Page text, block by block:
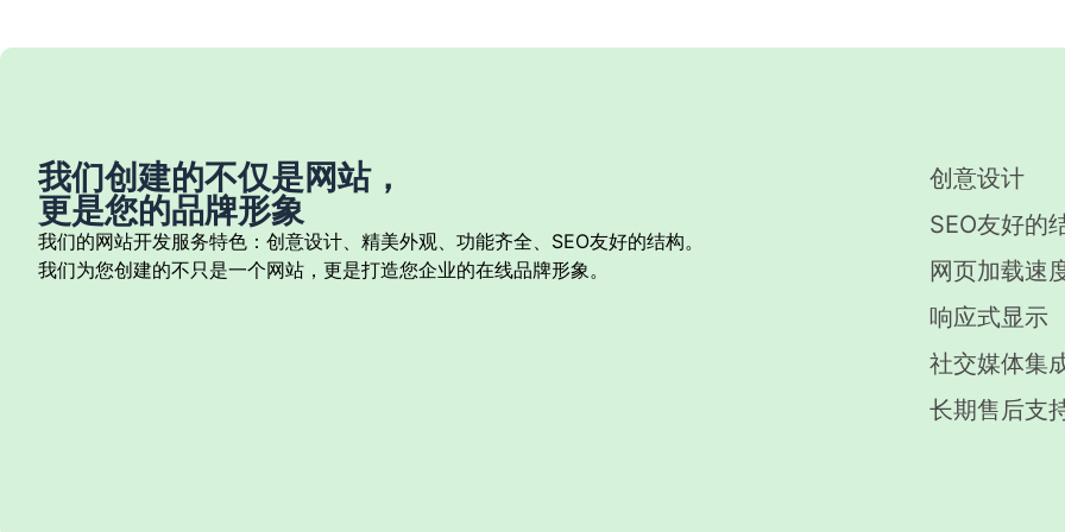
我们创建的不仅是网站，
更是您的品牌形象
我们的网站开发服务特色：创意设计、精美外观、功能齐全、SEO友好的结构。
我们为您创建的不只是一个网站，更是打造您企业的在线品牌形象。
创意设计
SEO友好的
网页加载速
响应式显示
社交媒体集
长期售后支